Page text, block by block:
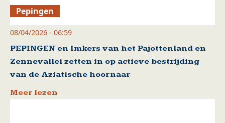
Pepingen
08/04/2026 - 06:59
PEPINGEN en Imkers van het Pajottenland en
Zennevallei zetten in op actieve bestrijding
van de Aziatische hoornaar
Meer lezen